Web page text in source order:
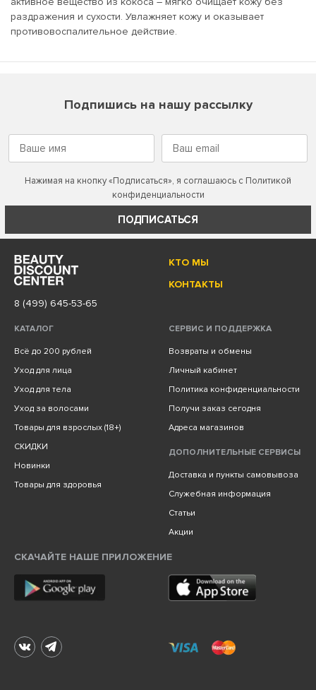
раздражения и сухости. Увлажняет кожу и оказывает
противовоспалительное действие.
Подпишись на нашу рассылку
Нажимая на кнопку «Подписаться», я соглашаюсь с Политикой
конфиденциальности
ПОДПИСАТЬСЯ
КТО МЫ
КОНТАКТЫ
8 (499) 645-53-65
КАТАЛОГ
Всё до 200 рублей
Уход для лица
Уход для тела
Уход за волосами
Товары для взрослых (18+)
СКИДКИ
Новинки
Товары для здоровья
СЕРВИС И ПОДДЕРЖКА
Возвраты и обмены
Личный кабинет
Политика конфиденциальности
Получи заказ сегодня
Адреса магазинов
ДОПОЛНИТЕЛЬНЫЕ СЕРВИСЫ
Доставка и пункты самовывоза
Служебная информация
Статьи
Акции
СКАЧАЙТЕ НАШЕ ПРИЛОЖЕНИЕ